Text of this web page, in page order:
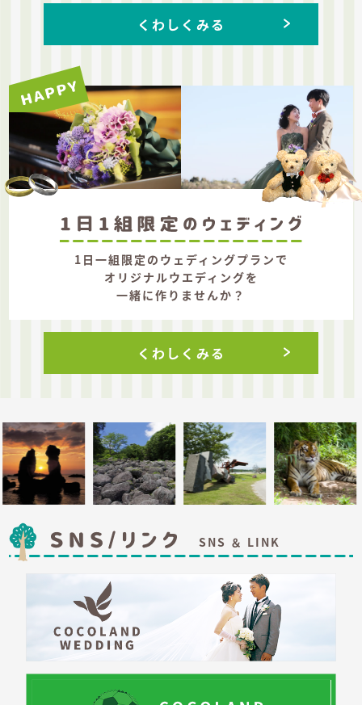
くわしくみる
1日一組限定のウェディングプランで
オリジナルウエディングを
一緒に作りませんか？
くわしくみる
SNS ＆ LINK